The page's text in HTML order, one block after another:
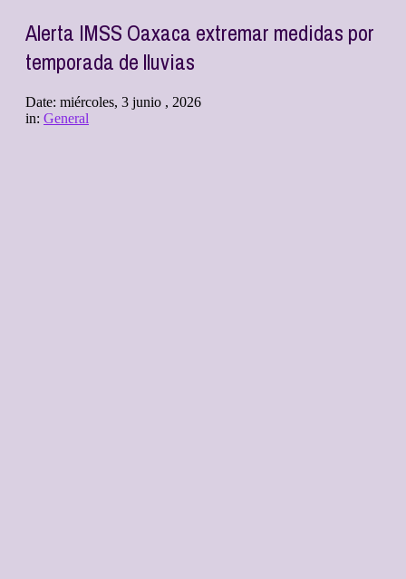
Alerta IMSS Oaxaca extremar medidas por
temporada de lluvias
Date: miércoles, 3 junio , 2026
in: General